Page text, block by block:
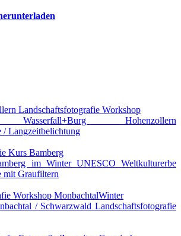
Wasserfall+Burg Hohenzollern
/ Langzeitbelichtung
im Winter UNESCO Weltkulturerbe
mit Graufiltern
/ Schwarzwald Landschaftsfotografie